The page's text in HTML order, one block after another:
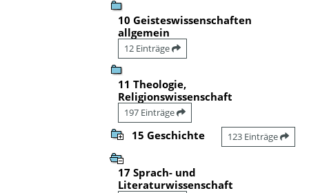
10 Geisteswissenschaften
allgemein
12 Einträge
11 Theologie,
Religionswissenschaft
197 Einträge
15 Geschichte 123 Einträge
17 Sprach- und
Literaturwissenschaft